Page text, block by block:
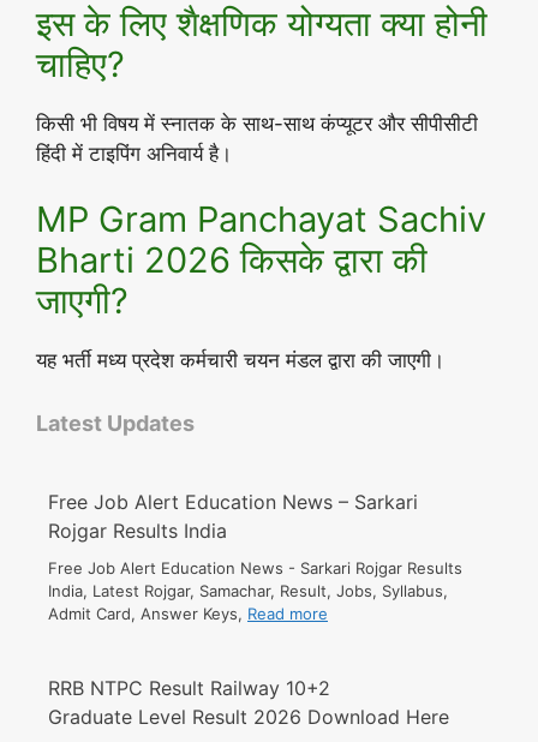
इस के लिए शैक्षणिक योग्यता क्या होनी
चाहिए?
किसी भी विषय में स्नातक के साथ-साथ कंप्यूटर और सीपीसीटी
हिंदी में टाइपिंग अनिवार्य है।
MP Gram Panchayat Sachiv
Bharti 2026 किसके द्वारा की
जाएगी?
यह भर्ती मध्य प्रदेश कर्मचारी चयन मंडल द्वारा की जाएगी।
Latest Updates
Free Job Alert Education News – Sarkari
Rojgar Results India
Free Job Alert Education News - Sarkari Rojgar Results
India, Latest Rojgar, Samachar, Result, Jobs, Syllabus,
Admit Card, Answer Keys, Read more
RRB NTPC Result Railway 10+2
Graduate Level Result 2026 Download Here